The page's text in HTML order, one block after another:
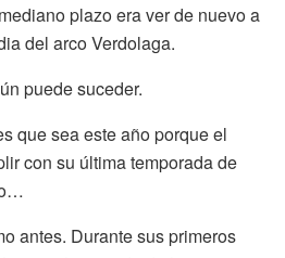
plazo era ver de nuevo a
del arco Verdolaga.
puede suceder.
que sea este año porque el
con su última temporada de
antes. Durante sus primeros